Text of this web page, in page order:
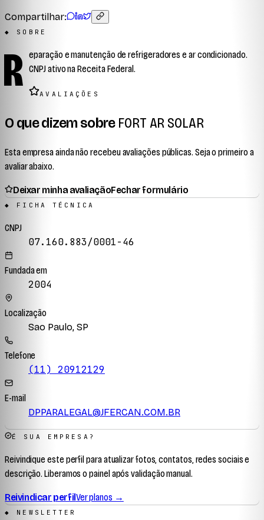
Compartilhar:
◆ SOBRE
R eparação e manutenção de refrigeradores e ar condicionado.
CNPJ ativo na Receita Federal.
AVALIAÇÕES
O que dizem sobre FORT AR SOLAR
Esta empresa ainda não recebeu avaliações públicas. Seja o primeiro a
avaliar abaixo.
Deixar minha avaliaçãoFechar formulário
◆ FICHA TÉCNICA
CNPJ
07.160.883/0001-46
Fundada em
2004
Localização
Sao Paulo, SP
Telefone
(11) 20912129
E-mail
DPPARALEGAL@JFERCAN.COM.BR
É SUA EMPRESA?
Reivindique este perfil para atualizar fotos, contatos, redes sociais e
descrição. Liberamos o painel após validação manual.
Reivindicar perfilVer planos →
◆ NEWSLETTER